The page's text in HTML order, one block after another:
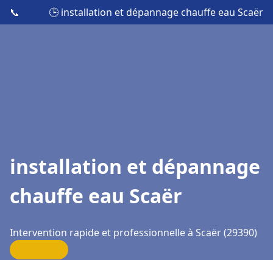
📞 🕒 installation et dépannage chauffe eau Scaër
installation et dépannage
chauffe eau Scaër
Intervention rapide et professionnelle à Scaër (29390)